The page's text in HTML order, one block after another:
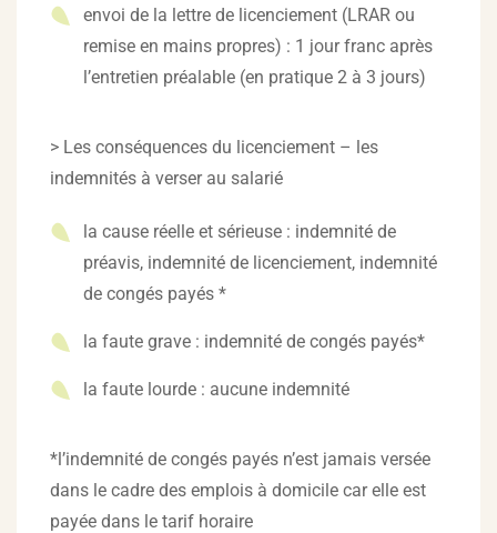
envoi de la lettre de licenciement (LRAR ou
remise en mains propres) : 1 jour franc après
l’entretien préalable (en pratique 2 à 3 jours)
> Les conséquences du licenciement – les
indemnités à verser au salarié
la cause réelle et sérieuse : indemnité de
préavis, indemnité de licenciement, indemnité
de congés payés *
la faute grave : indemnité de congés payés*
la faute lourde : aucune indemnité
*l’indemnité de congés payés n’est jamais versée
dans le cadre des emplois à domicile car elle est
payée dans le tarif horaire